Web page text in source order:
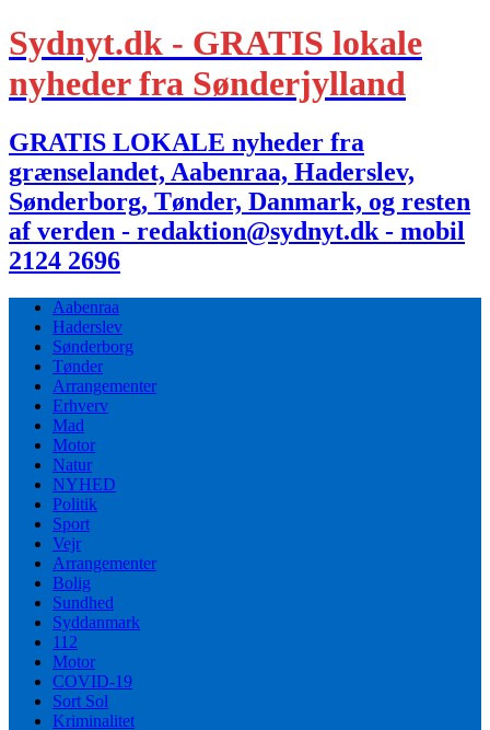
Sydnyt.dk - GRATIS lokale
nyheder fra Sønderjylland
GRATIS LOKALE nyheder fra
grænselandet, Aabenraa, Haderslev,
Sønderborg, Tønder, Danmark, og resten
af verden - redaktion@sydnyt.dk - mobil
2124 2696
Aabenraa
Haderslev
Sønderborg
Tønder
Arrangementer
Erhverv
Mad
Motor
Natur
NYHED
Politik
Sport
Vejr
Arrangementer
Bolig
Sundhed
Syddanmark
112
Motor
COVID-19
Sort Sol
Kriminalitet